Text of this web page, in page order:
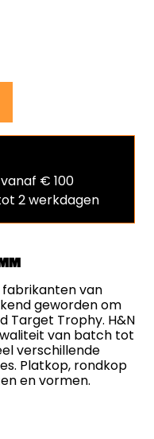
fabrikanten van
geworden om
Target Trophy. H&N
van batch tot
verschillende
Platkop, rondkop
en vormen.
€ 100
2 werkdagen